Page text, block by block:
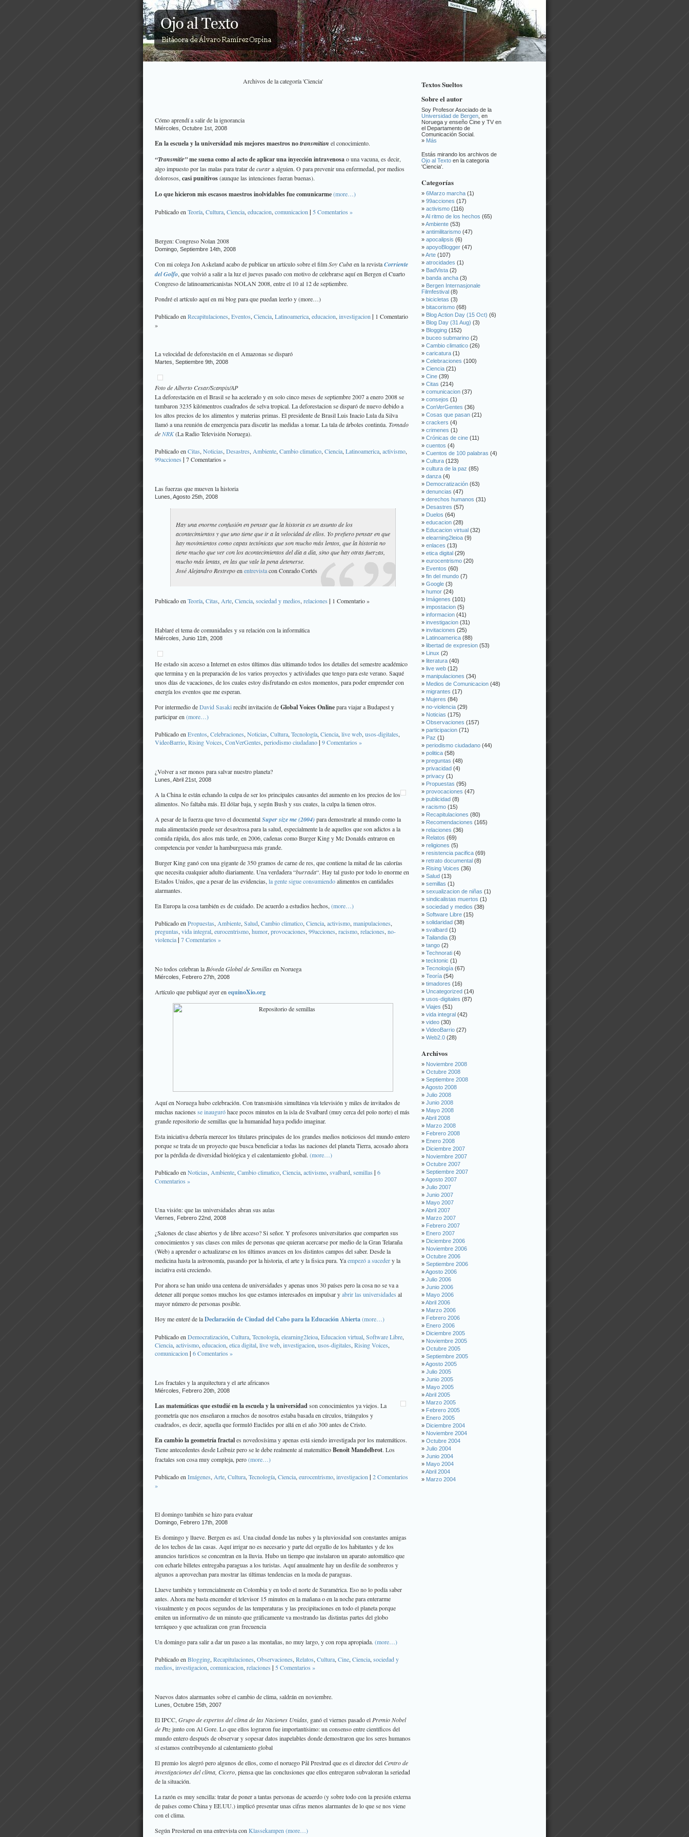
Archivos de la categoría 'Ciencia'
Cómo aprendí a salir de la ignorancia
Miércoles, Octubre 1st, 2008
En la escuela y la universidad mis mejores maestros notransmitían el conocimiento.
“Transmitir”me suena como al acto de aplicar una inyección intravenosao una vacuna, es decir,
algo impuesto por las malas para tratar decurara alguien. O para prevenir una enfermedad, por medios
dolorosos, casi punitivos(aunque las intenciones fueran buenas).
Lo que hicieron mis escasos maestros inolvidables fuecomunicarme(more…)
Publicado en Teoría, Cultura, Ciencia, educacion, comunicacion | 5 Comentarios »
Bergen: Congreso Nolan 2008
Domingo, Septiembre 14th, 2008
Con mi colega Jon Askeland acabo de publicar un artículo sobre el filmSoy Cubaen la revistaCorriente
del Golfo, que volvió a salir a la luz el jueves pasado con motivo de celebrarse aquíen Bergen elCuarto
Congreso de latinoamericanistas NOLAN 2008, entre el 10 al 12 de septiembre.
Pondré el artículo aquí en mi blog para que puedan leerlo y (more…)
Publicado en Recapitulaciones, Eventos, Ciencia, Latinoamerica, educacion, investigacion | 1 Comentario
»
La velocidad de deforestación en el Amazonas se disparó
Martes, Septiembre 9th, 2008
Foto de Alberto Cesar/Scanpix/AP
La deforestación en el Brasil se ha acelerado y en solo cinco meses de septiembre 2007 a enero 2008 se
tumbaron 3235 kilómentros cuadrados de selva tropical. La deforestacion se disparó de nuevo debido a
los altos precios de los alimentos y materias primas. El presidente de Brasil Luis Inacio Lula da Silva
llamó a una reunión de emergencia para discutir las medidas a tomar. La tala de árboles continúa. Tomado
deNRK(La Radio Televisión Noruega).
Publicado en Citas, Noticias, Desastres, Ambiente, Cambio climatico, Ciencia, Latinoamerica, activismo,
99acciones | 7 Comentarios »
Las fuerzas que mueven la historia
Lunes, Agosto 25th, 2008
Hay una enorme confusión en pensar que la historia es un asunto de los
acontecimientos y que uno tiene que ir a la velocidad de ellos. Yo prefiero pensar en que
hay movimientos como capas tectónicas que son mucho más lentos, que la historia no
tiene mucho que ver con los acontecimientos del día a día, sino que hay otras fuerzas,
mucho más lentas, en las que vale la pena detenerse.
José Alejandro Restrepoen entrevistacon Conrado Cortés
Publicado en Teoría, Citas, Arte, Ciencia, sociedad y medios, relaciones | 1 Comentario »
Hablaré el tema de comunidades y su relación con la informática
Miércoles, Junio 11th, 2008
He estado sin acceso a Internet en estos últimos días ultimando todos los detalles del semestre académico
que termina y en la preparación de los varios proyectos y actividades que tengo para este verano. Saqué
unos días de vacaciones, de los cuales estoy disfrutando en estos momentos, para poder emprender con
energía los eventos que me esperan.
Por intermedio deDavid Sasakirecibí invitación deGlobal Voices Onlinepara viajar a Budapest y
participar en (more…)
Publicado en Eventos, Celebraciones, Noticias, Cultura, Tecnología, Ciencia, live web, usos-digitales,
VideoBarrio, Rising Voices, ConVerGentes, periodismo ciudadano| 9 Comentarios »
¿Volver a ser monos para salvar nuestro planeta?
Lunes, Abril 21st, 2008
A la China le están echando la culpa de ser los principales causantes del aumento en los precios de los
alimentos. No faltaba más. El dólar baja, y según Bush y sus cuates, la culpa la tienen otros.
A pesar de la fuerza que tuvo el documentalSuper size me (2004)para demostrarle al mundo como la
mala alimentación puede ser desastrosa para la salud, especialmente la de aquellos que son adictos a la
comida rápida, dos años más tarde, en 2006, cadenas como Burger King y Mc Donalds entraron en
competencia por vender la hamburguesa más grande.
Burger King ganó con una gigante de 350 gramos de carne de res, que contiene la mitad de las calorías
que necesita cualquier adulto diariamente. Una verdadera “burrada“. Hay tal gusto por todo lo enorme en
Estados Unidos, que a pesar de las evidencias, la gente sigue consumiendoalimentos en cantidades
alarmantes.
En Europa la cosa también es de cuidado. De acuerdo a estudios hechos, (more…)
Publicado en Propuestas, Ambiente, Salud, Cambio climatico, Ciencia, activismo, manipulaciones,
preguntas, vida integral, eurocentrismo, humor, provocaciones, 99acciones, racismo, relaciones, no-
violencia| 7 Comentarios »
No todos celebran la Bóveda Global de Semillasen Noruega
Miércoles, Febrero 27th, 2008
Artículo que publiqué ayer en equinoXio.org
Aquí en Noruega hubo celebración. Con transmisión simultánea vía televisión y miles de invitados de
muchas naciones se inauguróhace pocos minutos en la isla de Svalbard (muy cerca del polo norte) el más
grande repositorio de semillas que la humanidad haya podido imaginar.
Esta iniciativa debería merecer los titulares principales de los grandes medios noticiosos del mundo entero
porque se trata de un proyecto que busca beneficiar a todas las naciones del planeta Tierra, acosado ahora
por la pérdida de diversidad biológica y el calentamiento global. (more…)
Publicado en Noticias, Ambiente, Cambio climatico, Ciencia, activismo, svalbard, semillas | 6
Comentarios »
Una visión: que las universidades abran sus aulas
Viernes, Febrero 22nd, 2008
¿Salones de clase abiertos y de libre acceso? Si señor. Y profesores universitarios que comparten sus
conocimientos y sus clases con miles de personas que quieran acercarse por medio de la Gran Telaraña
(Web) a aprender o actualizarse en los últimos avances en los distintos campos del saber. Desde la
medicina hasta la astronomía, pasando por la historia, el arte y la fisica pura. Yaempezó a sucedery la
inciativa está creciendo.
Por ahora se han unido una centena de universidades y apenas unos 30 países pero la cosa no se va a
detener allí porque somos muchos los que estamos interesados en impulsar yabrir las universidades al
mayor número de personas posible.
Hoy me enteré de laDeclaración de Ciudad del Cabo para la Educación Abierta(more…)
Publicado en Democratización, Cultura, Tecnología, elearning2leioa, Educacion virtual, Software Libre,
Ciencia, activismo, educacion, etica digital, live web, investigacion, usos-digitales, Rising Voices,
comunicacion | 6 Comentarios »
Los fractales y la arquitectura y el arte africanos
Miércoles, Febrero 20th, 2008
Las matemáticas que estudié en la escuela y la universidadson conocimientos ya viejos. La
geometría que nos enseñaron a muchos de nosotros estaba basada en círculos, triángulos y
cuadrados, es decir, aquella que formuló Euclides por allá en el año 300 antes de Cristo.
En cambio la geometría fractales novedosísima y apenas está siendo investigada por los matemáticos.
Tiene antecedentes desde Leibniz pero se le debe realmente al matemáticoBenoît Mandelbrot. Los
fractales son cosa muy compleja, pero(more…)
Publicado en Imágenes, Arte, Cultura, Tecnología, Ciencia, eurocentrismo, investigacion | 2 Comentarios
»
El domingo también se hizo para evaluar
Domingo, Febrero 17th, 2008
Es domingo y llueve. Bergen es así. Una ciudad donde las nubes y la pluviosidad son constantes amigas
de los techos de las casas. Aquí irrigar no es necesario y parte del orgullo de los habitantes y de los
anuncios turísticos se concentran en la lluvia. Hubo un tiempo que instalaron un aparato automático que
con echarle billetes entregaba paraguas a los turistas. Aquí anualmente hay un desfile de sombreros y
algunos a aprovechan para mostrar las últimas tendencias en la moda de paraguas.
Llueve también y torrencialmente en Colombia y en todo el norte de Suramérica. Eso no lo podía saber
antes. Ahora me basta encender el televisor 15 minutos en la mañana o en la noche para enterarme
visualmente y en pocos segundos de las temperaturas y las precipitaciones en todo el planeta porque
emiten un informativo de un minuto que gráficamente va mostrando las distintas partes del globo
terráqueo y que actualizan con gran frecuencia
Un domingo para salir a dar un paseo a las montañas, no muy largo, y con ropa apropiada. (more…)
Publicado en Blogging, Recapitulaciones, Observaciones, Relatos, Cultura, Cine, Ciencia, sociedad y
medios, investigacion, comunicacion, relaciones | 5 Comentarios »
Nuevos datos alarmantes sobre el cambio de clima, saldrán en noviembre.
Lunes, Octubre 15th, 2007
El IPCC, Grupo de expertos del clima de las Naciones Unidas, ganó el viernes pasado el Premio Nobel
de Pazjunto con Al Gore. Lo que ellos lograron fue importantísimo: un consenso entre científicos del
mundo entero después de observar y sopesar datos inapelables donde demostraron que los seres humanos
sí estamos contribuyendo al calentamiento global
El premio los alegró pero algunos de ellos, como el noruego Pål Prestrud que es el director delCentro de
investigaciones del clima, Cicero, piensa que las conclusiones que ellos entregaron subvaloran la seriedad
de la situación.
La razón es muy sencilla: tratar de poner a tantas personas de acuerdo (y sobre todo con la presión externa
de países como China y EE.UU.) implicó presentar unas cifras menos alarmantes de lo que se nos viene
con el clima.
Según Presterud en una entrevista con Klassekampen (more…)
Textos Sueltos
Sobre el autor
Soy Profesor Asociado de la
Universidad de Bergen , en
Noruega y enseño Cine y TV en
el Departamento de
Comunicación Social.
» Más
Estás mirando los archivos de
Ojo al Texto en la categoria
'Ciencia'.
Categorías
6Marzo marcha (1)
99acciones (17)
activismo (116)
Al ritmo de los hechos (65)
Ambiente (53)
antimilitarismo (47)
apocalipsis (6)
apoyoBlogger (47)
Arte (107)
atrocidades (1)
BadVista (2)
banda ancha (3)
Bergen Internasjonale
Filmfestival (8)
bicicletas (3)
bitacorismo (68)
Blog Action Day (15 Oct) (6)
Blog Day (31 Aug) (3)
Blogging (152)
buceo submarino (2)
Cambio climatico (26)
caricatura (1)
Celebraciones (100)
Ciencia (21)
Cine (39)
Citas (214)
comunicacion (37)
consejos (1)
ConVerGentes (36)
Cosas que pasan (21)
crackers (4)
crimenes (1)
Crónicas de cine (11)
cuentos (4)
Cuentos de 100 palabras (4)
Cultura (123)
cultura de la paz (85)
danza (4)
Democratización (63)
denuncias (47)
derechos humanos (31)
Desastres (57)
Duelos (64)
educacion (28)
Educacion virtual (32)
elearning2leioa (9)
enlaces (13)
etica digital (29)
eurocentrismo (20)
Eventos (60)
fin del mundo (7)
Google (3)
humor (24)
Imágenes (101)
impostacion (5)
informacion (41)
investigacion (31)
invitaciones (25)
Latinoamerica (88)
libertad de expresion (53)
Linux (2)
literatura (40)
live web (12)
manipulaciones (34)
Medios de Comunicacion (48)
migrantes (17)
Mujeres (84)
no-violencia (29)
Noticias (175)
Observaciones (157)
participacion (71)
Paz (1)
periodismo ciudadano (44)
poli­tica (58)
preguntas (48)
privacidad (4)
privacy (1)
Propuestas (95)
provocaciones (47)
publicidad (8)
racismo (15)
Recapitulaciones (80)
Recomendaciones (165)
relaciones (36)
Relatos (69)
religiones (5)
resistencia pacifica (69)
retrato documental (8)
Rising Voices (36)
Salud (13)
semillas (1)
sexualizacion de niñas (1)
sindicalistas muertos (1)
sociedad y medios (38)
Software Libre (15)
solidaridad (38)
svalbard (1)
Tailandia (3)
tango (2)
Technorati (4)
tecktonic (1)
Tecnología (67)
Teoría (54)
timadores (16)
Uncategorized (14)
usos-digitales (87)
Viajes (51)
vida integral (42)
video (30)
VideoBarrio (27)
Web2.0 (28)
Archivos
Noviembre 2008
Octubre 2008
Septiembre 2008
Agosto 2008
Julio 2008
Junio 2008
Mayo 2008
Abril 2008
Marzo 2008
Febrero 2008
Enero 2008
Diciembre 2007
Noviembre 2007
Octubre 2007
Septiembre 2007
Agosto 2007
Julio 2007
Junio 2007
Mayo 2007
Abril 2007
Marzo 2007
Febrero 2007
Enero 2007
Diciembre 2006
Noviembre 2006
Octubre 2006
Septiembre 2006
Agosto 2006
Julio 2006
Junio 2006
Mayo 2006
Abril 2006
Marzo 2006
Febrero 2006
Enero 2006
Diciembre 2005
Noviembre 2005
Octubre 2005
Septiembre 2005
Agosto 2005
Julio 2005
Junio 2005
Mayo 2005
Abril 2005
Marzo 2005
Febrero 2005
Enero 2005
Diciembre 2004
Noviembre 2004
Octubre 2004
Julio 2004
Junio 2004
Mayo 2004
Abril 2004
Marzo 2004